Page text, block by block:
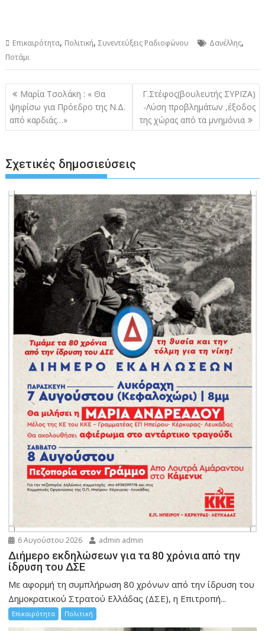
Επικαιρότητα, Πολιτική,Συνεντεύξεις Ραδιοφώνου Δανέλλης,
Ποτάμι
Πλοήγηση
άρθρων
Μαρία Τσολάκη : « Θα
ψηφίσω για Πρόεδρο της Ν.Δ.
από καρδιάς…»
Γ.Στέφος(βουλευτής ΣΥΡΙΖΑ)
-Λύση προβλημάτων ,έξοδος
της χώρας από τα μνημόνια
Σχετικές δημοσιεύσεις
6 Αυγούστου 2026 admin admin
Διήμερο εκδηλώσεων για τα 80 χρόνια από την
ίδρυση του ΔΣΕ
Με αφορμή τη συμπλήρωση 80 χρόνων από την ίδρυση του
Δημοκρατικού Στρατού Ελλάδας (ΔΣΕ), η Επιτροπή...
Επικαιρότητα Πολιτική